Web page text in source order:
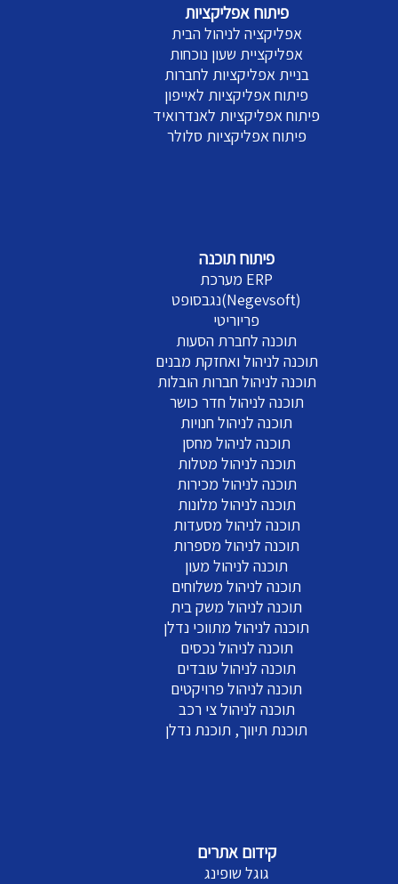
פיתוח אפליקציות
אפליקציה לניהול הבית
אפליקציית שעון נוכחות
בניית אפליקציות לחברות
פיתוח אפליקציות לאייפון
פיתוח אפליקציות לאנדרואיד
פיתוח אפליקציות סלולר
פיתוח תוכנה
מערכת ERP
נגבסופט(Negevsoft)
פריוריטי
תוכנה לחברת הסעות
תוכנה לניהול ואחזקת מבנים
תוכנה לניהול חברות הובלות
תוכנה לניהול חדר כושר
תוכנה לניהול חנויות
תוכנה לניהול מחסן
תוכנה לניהול מטלות
תוכנה לניהול מכירות
תוכנה לניהול מלונות
תוכנה לניהול מסעדות
תוכנה לניהול מספרות
תוכנה לניהול מעון
תוכנה לניהול משלוחים
תוכנה לניהול משק בית
תוכנה לניהול מתווכי נדלן
תוכנה לניהול נכסים
תוכנה לניהול עובדים
תוכנה לניהול פרויקטים
תוכנה לניהול צי רכב
תוכנת תיווך, תוכנת נדלן
קידום אתרים
גוגל שופינג